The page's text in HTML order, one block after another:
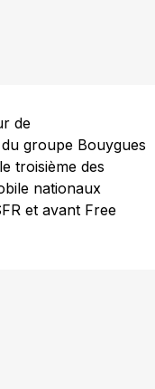
de
groupe Bouygues
troisième des
nationaux
et avant Free